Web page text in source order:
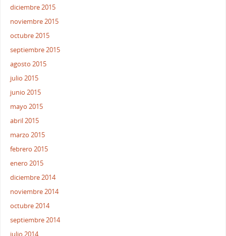
diciembre 2015
noviembre 2015
octubre 2015
septiembre 2015
agosto 2015
julio 2015
junio 2015
mayo 2015
abril 2015
marzo 2015
febrero 2015
enero 2015
diciembre 2014
noviembre 2014
octubre 2014
septiembre 2014